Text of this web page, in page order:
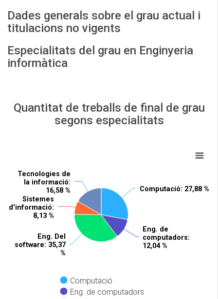
Dades generals sobre el grau actual i
titulacions no vigents
Especialitats del grau en Enginyeria
informàtica
Quantitat de treballs de final de grau
segons especialitats
Computació: 27,88 %
Computació: 27,88 %
Eng. de
computadors:
12,04 %
Eng. de
computadors:
12,04 %
Eng. Del
software: 35,37
%
Eng. Del
software: 35,37
%
Sistemes
d'informació:
8,13 %
Sistemes
d'informació:
8,13 %
Tecnologies de
la informació:
16,58 %
Tecnologies de
la informació:
16,58 %
Computació
Eng. de computadors